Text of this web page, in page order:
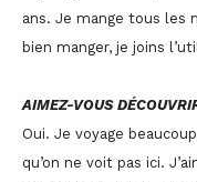
ans. Je mange tous les
bien manger, je joins
AIMEZ-VOUS
Oui. Je voyage
qu’on ne voit pas ici.